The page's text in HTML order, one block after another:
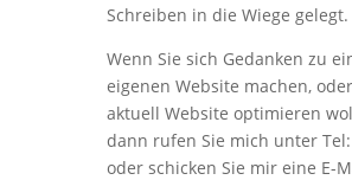
Schreiben in die Wiege gelegt.
Wenn Sie sich Gedanken zu
eigenen Website machen,
aktuell Website optimieren
dann rufen Sie mich unter
oder schicken Sie mir eine E-